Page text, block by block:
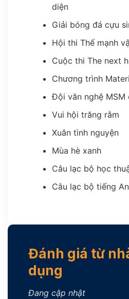
diện
Giải bóng đá cựu
Hội thi Thế mạnh
Cuộc thi The next
Chương trình
Đội văn nghệ MSM
Vui hội trăng rằm
Xuân tình nguyện
Mùa hè xanh
Câu lạc bộ học
Câu lạc bộ tiếng
Đánh giá từ
dụng
Đang cập nhật